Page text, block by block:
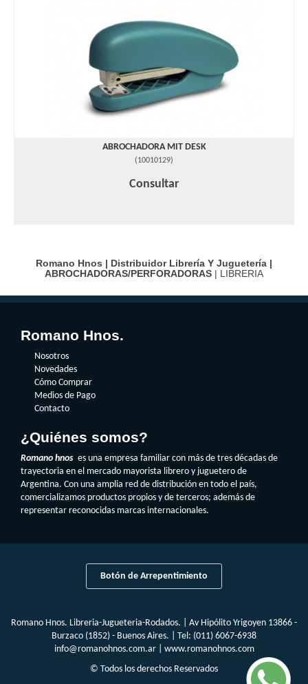
ABROCHADORA MIT DESK
(10010129)
Consultar
Romano Hnos | Distribuidor Librería Y Juguetería |
ABROCHADORAS/PERFORADORAS | LIBRERIA
Romano Hnos.
Nosotros
Novedades
Cómo Comprar
Medios de Pago
Contacto
¿Quiénes somos?
Romano hnos es una empresa familiar con más de tres décadas de
trayectoria en el mercado mayorista librero y juguetero de
Argentina. Con una amplia red de distribución en todo el país,
comercializamos productos propios y de terceros; además de
representar reconocidas marcas internacionales.
Botón de Arrepentimiento
Romano Hnos. Libreria-Jugueteria-Rodados. | Av Hipólito Yrigoyen 13866 -
Burzaco (1852) - Buenos Aires. | Tel: (011) 6067-6938
info@romanohnos.com.ar| www.romanohnos.com
© Todos los derechos Reservados